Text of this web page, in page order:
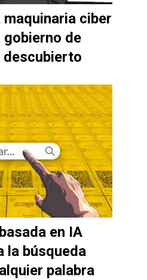
maquinaria ciber
de
descubierto
en IA
la búsqueda
palabra